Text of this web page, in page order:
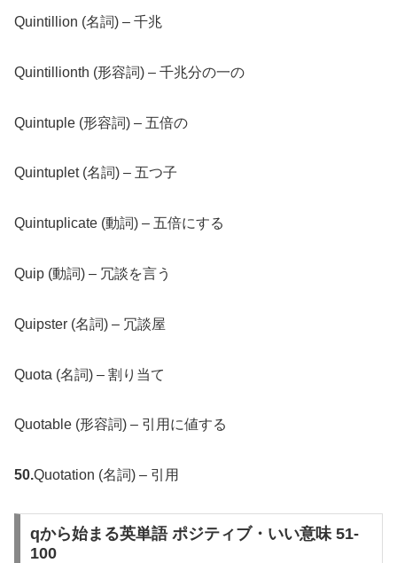
Quintillion (名詞) – 千兆
Quintillionth (形容詞) – 千兆分の一の
Quintuple (形容詞) – 五倍の
Quintuplet (名詞) – 五つ子
Quintuplicate (動詞) – 五倍にする
Quip (動詞) – 冗談を言う
Quipster (名詞) – 冗談屋
Quota (名詞) – 割り当て
Quotable (形容詞) – 引用に値する
50.Quotation (名詞) – 引用
qから始まる英単語 ポジティブ・いい意味 51-
100